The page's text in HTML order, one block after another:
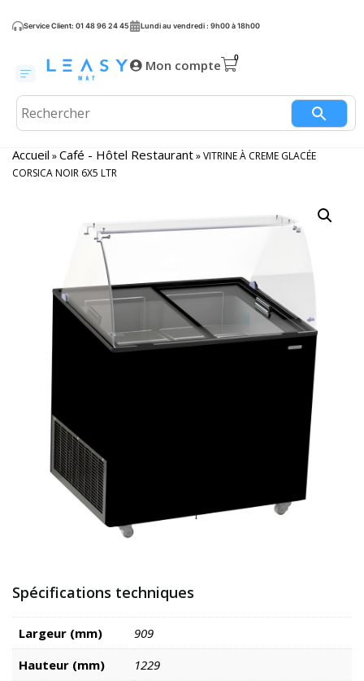
Service Client: 01 48 96 24 45 Lundi au vendredi : 9h00 à 18h00
Mon compte
Accueil »Café - Hôtel Restaurant»VITRINE À CREME GLACÉE
CORSICA NOIR 6X5 LTR
Spécifications techniques
Largeur (mm)
909
Hauteur (mm)
1229